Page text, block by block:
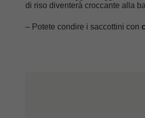
di riso diventerà croccante alla
– Potete condire i saccottini con